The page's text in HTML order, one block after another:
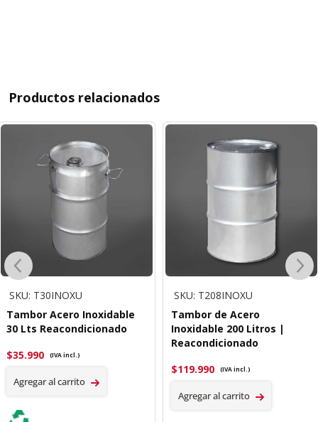
Productos relacionados
SKU: T30INOXU
Tambor Acero Inoxidable
30 Lts Reacondicionado
$35.990 (IVA incl.)
Agregar al carrito
SKU: T208INOXU
Tambor de Acero
Inoxidable 200 Litros |
Reacondicionado
$119.990 (IVA incl.)
Agregar al carrito